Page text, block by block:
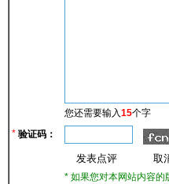
您还需要输入15个字
* 验证码：
* 如果您对本网站内容